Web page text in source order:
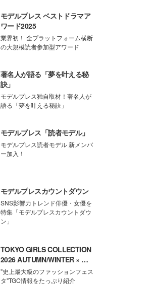
モデルプレス ベストドラマア
ワード2025
業界初！ 全プラットフォーム横断
の大規模読者参加型アワード
著名人が語る「夢を叶える秘
訣」
モデルプレス独自取材！著名人が
語る「夢を叶える秘訣」
モデルプレス「読者モデル」
モデルプレス読者モデル 新メンバ
ー加入！
モデルプレスカウントダウン
SNS影響力トレンド俳優・女優を
特集「モデルプレスカウントダウ
ン」
TOKYO GIRLS COLLECTION
2026 AUTUMN/WINTER × モ
デルプレス
"史上最大級のファッションフェス
タ"TGC情報をたっぷり紹介